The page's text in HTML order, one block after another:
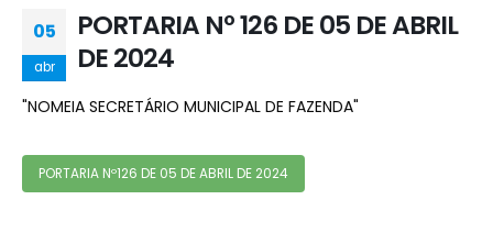
05
abr
PORTARIA Nº 126 DE 05 DE ABRIL
DE 2024
"NOMEIA SECRETÁRIO MUNICIPAL DE FAZENDA"
PORTARIA Nº126 DE 05 DE ABRIL DE 2024